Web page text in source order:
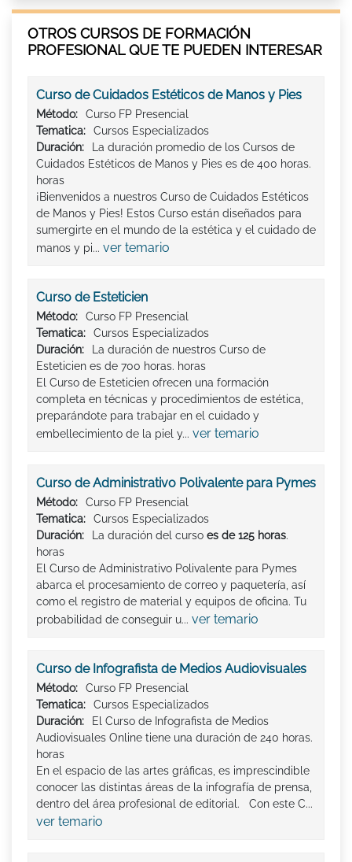
OTROS CURSOS DE FORMACIÓN
PROFESIONAL QUE TE PUEDEN INTERESAR
Curso de Cuidados Estéticos de Manos y Pies
Método:
Curso FP Presencial
Tematica:
Cursos Especializados
Duración:
La duración promedio de los Cursos de
Cuidados Estéticos de Manos y Pies es de 400 horas.
horas
¡Bienvenidos a nuestros Curso de Cuidados Estéticos
de Manos y Pies! Estos Curso están diseñados para
sumergirte en el mundo de la estética y el cuidado de
manos y pi... ver temario
Curso de Esteticien
Método:
Curso FP Presencial
Tematica:
Cursos Especializados
Duración:
La duración de nuestros Curso de
Esteticien es de 700 horas. horas
El Curso de Esteticien ofrecen una formación
completa en técnicas y procedimientos de estética,
preparándote para trabajar en el cuidado y
embellecimiento de la piel y... ver temario
Curso de Administrativo Polivalente para Pymes
Método:
Curso FP Presencial
Tematica:
Cursos Especializados
Duración:
La duración del curso es de 125 horas.
horas
El Curso de Administrativo Polivalente para Pymes
abarca el procesamiento de correo y paquetería, así
como el registro de material y equipos de oficina. Tu
probabilidad de conseguir u... ver temario
Curso de Infografista de Medios Audiovisuales
Método:
Curso FP Presencial
Tematica:
Cursos Especializados
Duración:
El Curso de Infografista de Medios
Audiovisuales Online tiene una duración de 240 horas.
horas
En el espacio de las artes gráficas, es imprescindible
conocer las distintas áreas de la infografía de prensa,
dentro del área profesional de editorial. Con este C...
ver temario